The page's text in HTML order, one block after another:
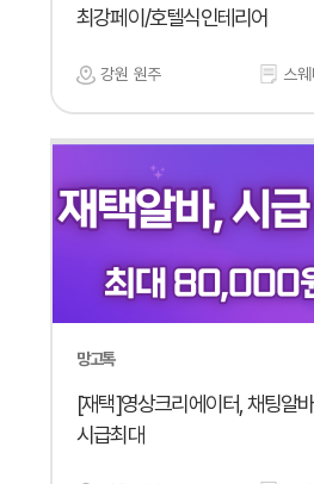
최강페이/호텔식인테리어
강원 원주 스
망고톡
[재택]영상크리에이터, 채팅알바,
시급최대